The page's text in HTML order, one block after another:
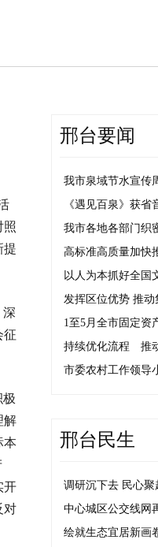
照
提
深
征
极
解
本
开
对
邢台要闻
我市泉域节水宣传
《遇见百泉》获省
我市各地各部门织
高标准高质量加快
以人为本抓好全国
发挥区位优势 推动
1至5月全市固定资
持续优化流程 推
市委农村工作领导
邢台民生
调研沉下去 民心聚
中心城区公交线网
绘就生态宜居新画